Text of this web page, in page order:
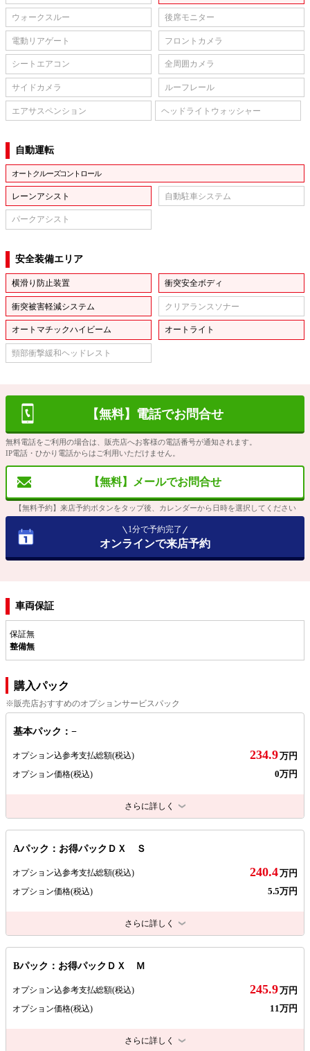
ウォークスルー 後席モニター
電動リアゲート フロントカメラ
シートエアコン 全周囲カメラ
サイドカメラ ルーフレール
エアサスペンション ヘッドライトウォッシャー
自動運転
オートクルーズコントロール
レーンアシスト 自動駐車システム
パークアシスト
安全装備エリア
横滑り防止装置 衝突安全ボディ
衝突被害軽減システム クリアランスソナー
オートマチックハイビーム オートライト
頸部衝撃緩和ヘッドレスト
【無料】電話でお問合せ
無料電話をご利用の場合は、販売店へお客様の電話番号が通知されます。
IP電話・ひかり電話からはご利用いただけません。
【無料】メールでお問合せ
【無料予約】来店予約ボタンをタップ後、カレンダーから日時を選択してください
1分で予約完了
オンラインで来店予約
車両保証
保証無
整備無
購入パック
※販売店おすすめのオプションサービスパック
基本パック：−
オプション込参考支払総額(税込) 234.9万円
オプション価格(税込) 0万円
さらに詳しく
Aパック：お得パックＤＸ Ｓ
オプション込参考支払総額(税込) 240.4万円
オプション価格(税込) 5.5万円
さらに詳しく
Bパック：お得パックＤＸ Ｍ
オプション込参考支払総額(税込) 245.9万円
オプション価格(税込) 11万円
さらに詳しく